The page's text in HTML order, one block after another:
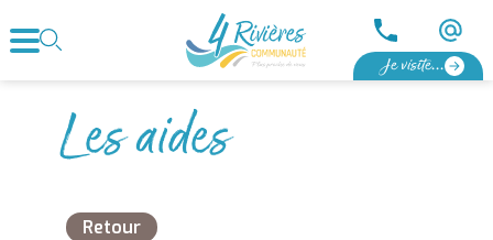
Je visite...
Les aides
Retour